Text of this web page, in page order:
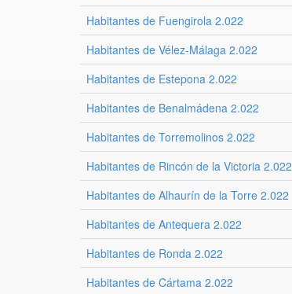
Habitantes de Fuengirola 2.022
Habitantes de Vélez-Málaga 2.022
Habitantes de Estepona 2.022
Habitantes de Benalmádena 2.022
Habitantes de Torremolinos 2.022
Habitantes de Rincón de la Victoria 2.022
Habitantes de Alhaurín de la Torre 2.022
Habitantes de Antequera 2.022
Habitantes de Ronda 2.022
Habitantes de Cártama 2.022